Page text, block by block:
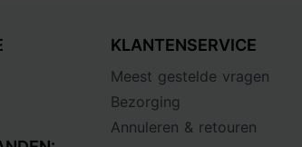
KLANTENSERVICE
Meest gestelde vragen
Bezorging
Annuleren & retouren